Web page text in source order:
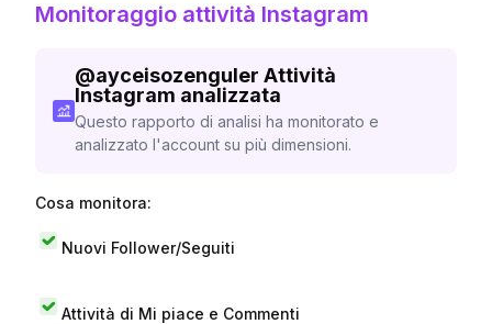
Monitoraggio attività Instagram
@ayceisozenguler Attività
Instagram analizzata
Questo rapporto di analisi ha monitorato e
analizzato l'account su più dimensioni.
Cosa monitora:
Nuovi Follower/Seguiti
Attività di Mi piace e Commenti